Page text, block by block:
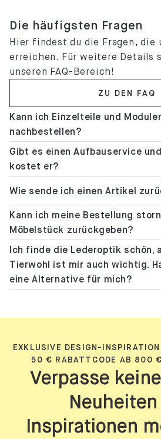
Die häufigsten Fragen
Hier findest du die Fragen, die
erreichen. Für weitere Details
unseren FAQ-Bereich!
ZU DEN FAQ
Kann ich Einzelteile und
nachbestellen?
Gibt es einen Aufbauservice
kostet er?
Wie sende ich einen Artikel
Kann ich meine Bestellung
Möbelstück zurückgeben?
Ich finde die Lederoptik schön,
Tierwohl ist mir auch wichtig.
eine Alternative für mich?
EXKLUSIVE DESIGN-
50 € RABATTCODE AB 800
Verpasse
Neuheiten
Inspirationen